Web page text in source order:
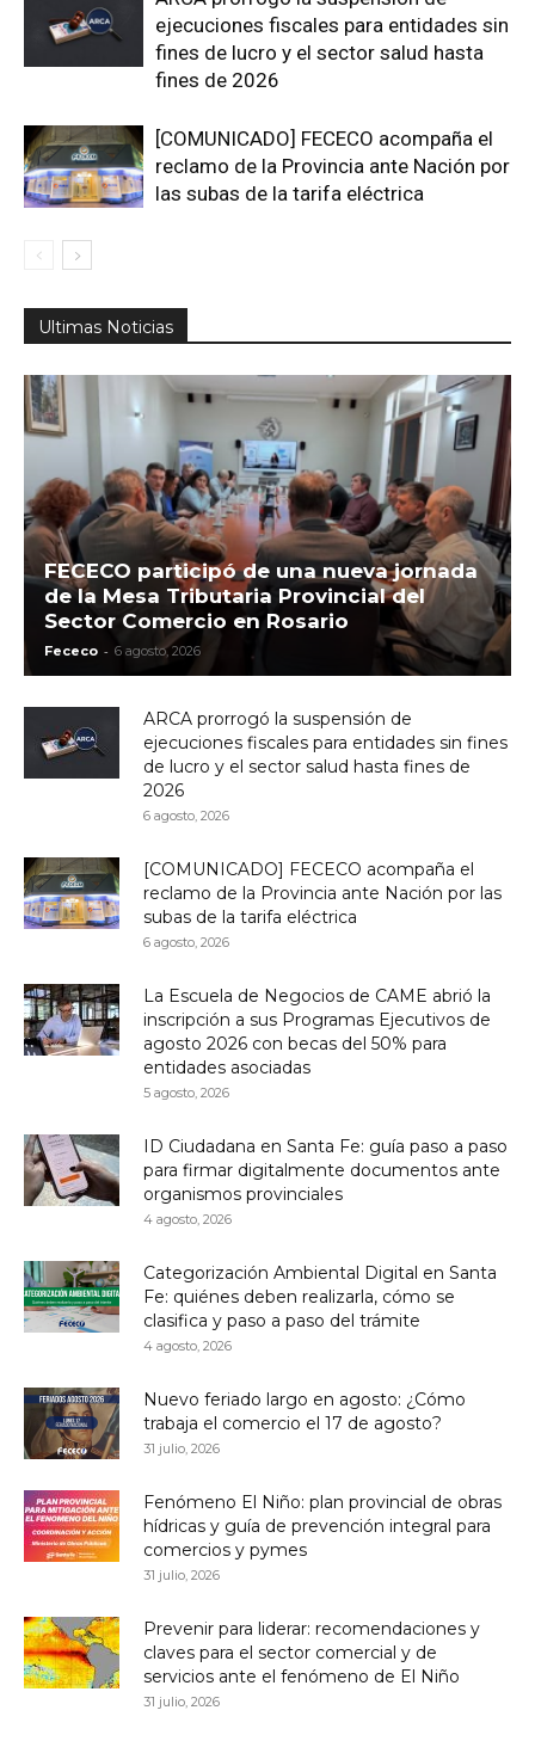
ejecuciones fiscales para entidades sin
fines de lucro y el sector salud hasta
fines de 2026
[COMUNICADO] FECECO acompaña el
reclamo de la Provincia ante Nación por
las subas de la tarifa eléctrica
Ultimas Noticias
FECECO participó de una nueva jornada
de la Mesa Tributaria Provincial del
Sector Comercio en Rosario
Fececo - 6 agosto, 2026
ARCA prorrogó la suspensión de
ejecuciones fiscales para entidades sin fines
de lucro y el sector salud hasta fines de
2026
6 agosto, 2026
[COMUNICADO] FECECO acompaña el
reclamo de la Provincia ante Nación por las
subas de la tarifa eléctrica
6 agosto, 2026
La Escuela de Negocios de CAME abrió la
inscripción a sus Programas Ejecutivos de
agosto 2026 con becas del 50% para
entidades asociadas
5 agosto, 2026
ID Ciudadana en Santa Fe: guía paso a paso
para firmar digitalmente documentos ante
organismos provinciales
4 agosto, 2026
Categorización Ambiental Digital en Santa
Fe: quiénes deben realizarla, cómo se
clasifica y paso a paso del trámite
4 agosto, 2026
Nuevo feriado largo en agosto: ¿Cómo
trabaja el comercio el 17 de agosto?
31 julio, 2026
Fenómeno El Niño: plan provincial de obras
hídricas y guía de prevención integral para
comercios y pymes
31 julio, 2026
Prevenir para liderar: recomendaciones y
claves para el sector comercial y de
servicios ante el fenómeno de El Niño
31 julio, 2026